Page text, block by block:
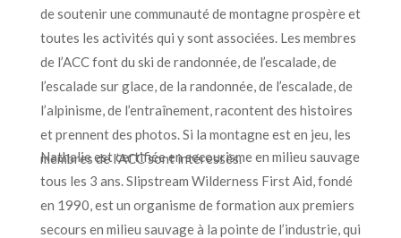
de soutenir une communauté de montagne prospère et
toutes les activités qui y sont associées. Les membres
de l’ACC font du ski de randonnée, de l’escalade, de
l’escalade sur glace, de la randonnée, de l’escalade, de
l’alpinisme, de l’entraînement, racontent des histoires
et prennent des photos. Si la montagne est en jeu, les
membres de l’ACC sont intéressés.
Nathalie est certifiée en secourisme en milieu sauvage
tous les 3 ans. Slipstream Wilderness First Aid, fondé
en 1990, est un organisme de formation aux premiers
secours en milieu sauvage à la pointe de l’industrie, qui